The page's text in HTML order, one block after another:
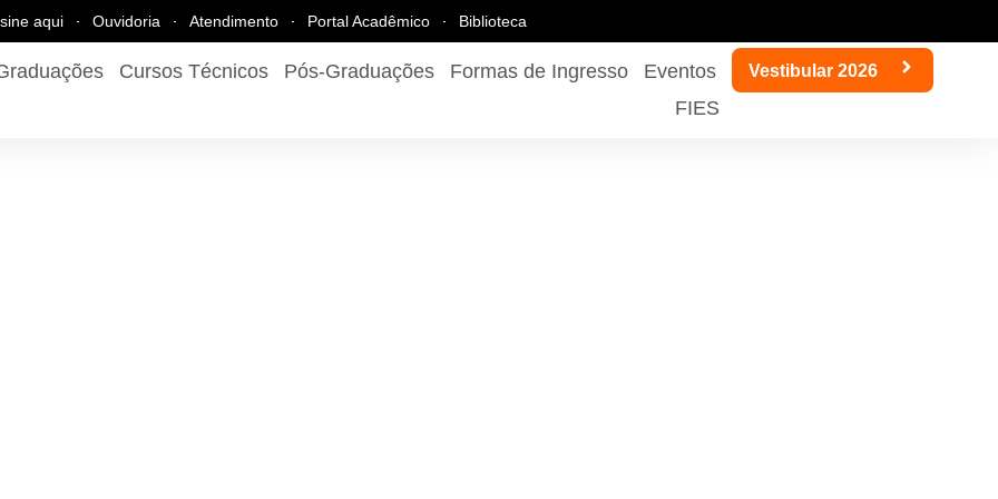
aqui Ouvidoria Atendimento Portal Acadêmico Biblioteca
Cursos Técnicos Pós-Graduações Formas de Ingresso
Eventos
FIES
Vestibular 2026